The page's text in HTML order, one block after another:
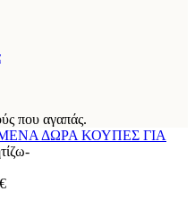
που αγαπάς.
ΔΩΡΑ ΚΟΥΠΕΣ ΓΙΑ
€